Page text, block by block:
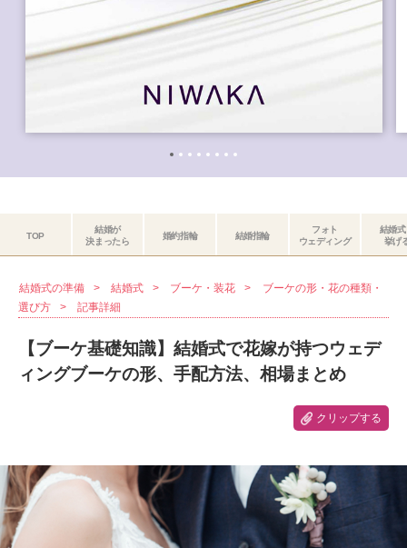
TOP
結婚が
決まったら
婚約指輪 結婚指輪
フォト
ウェディング
結婚
挙げ
結婚式の準備 結婚式 ブーケ・装花
ブーケの形・花の種類・
選び方
記事詳細
【ブーケ基礎知識】結婚式で花嫁が持つウェデ
ィングブーケの形、手配方法、相場まとめ
クリップする